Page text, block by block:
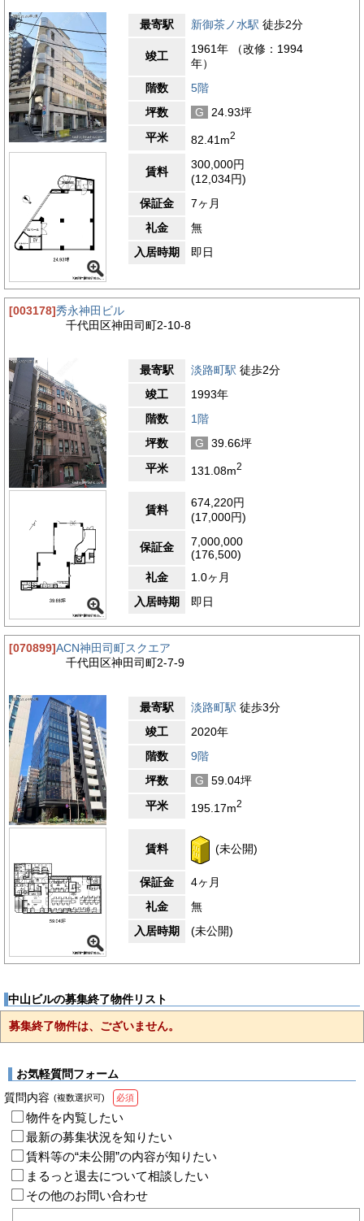
最寄駅 新御茶ノ水駅 徒歩2分
竣工
1961年 （改修：1994
年）
階数
5階
坪数
G
24.93坪
平米
82.41m2
賃料
300,000円
(12,034円)
保証金
7ヶ月
礼金
無
入居時期
即日
[003178]秀永神田ビル
千代田区神田司町2-10-8
最寄駅 淡路町駅 徒歩2分
竣工
1993年
階数
1階
坪数
G
39.66坪
平米
131.08m2
賃料
674,220円
(17,000円)
保証金
7,000,000
(176,500)
礼金
1.0ヶ月
入居時期
即日
[070899]ACN神田司町スクエア
千代田区神田司町2-7-9
最寄駅 淡路町駅 徒歩3分
竣工
2020年
階数
9階
坪数
G
59.04坪
平米
195.17m2
賃料 (未公開)
保証金
4ヶ月
礼金
無
入居時期
(未公開)
中山ビルの募集終了物件リスト
募集終了物件は、ございません。
お気軽質問フォーム
質問内容 (複数選択可) 必須
物件を内覧したい
最新の募集状況を知りたい
賃料等の“未公開”の内容が知りたい
まるっと退去について相談したい
その他のお問い合わせ